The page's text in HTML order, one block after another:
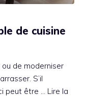
de cuisine
de moderniser
S’il
peut être … Lire la